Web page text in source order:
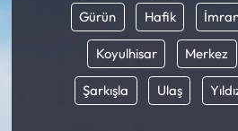
Gürün Hafik
Koyulhisar Merkez
Şarkışla Ulaş